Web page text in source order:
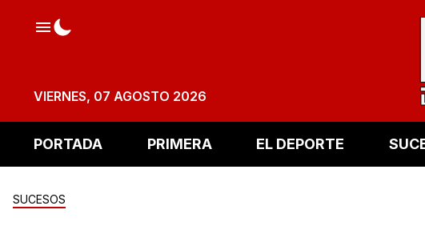
VIERNES, 07 AGOSTO 2026
PORTADA PRIMERA EL DEPORTE
SUCESOS